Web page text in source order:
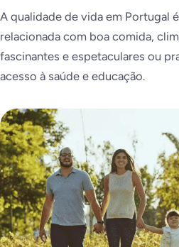
A qualidade de vida em Portugal
relacionada com boa comida,
fascinantes e espetaculares ou
acesso à saúde e educação.